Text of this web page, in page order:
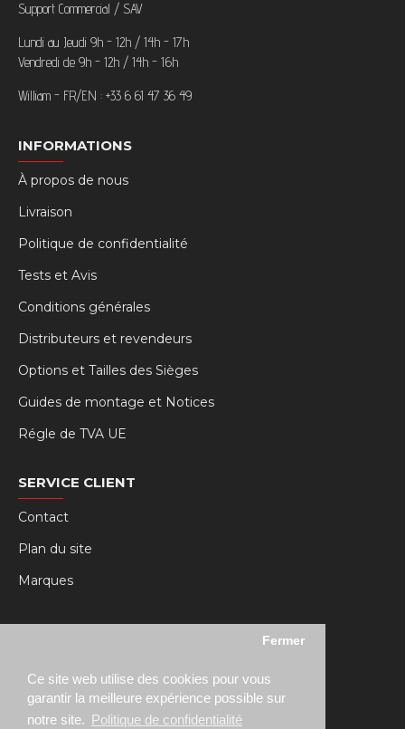
Ce site web utilise des cookies pour vous
garantir la meilleure expérience possible sur
notre site. Politique de confidentialité
Fermer
Support Commercial / SAV
Lundi au Jeudi 9h - 12h / 14h - 17h
Vendredi de 9h - 12h / 14h - 16h
William - FR/EN : +33 6 61 47 36 49
INFORMATIONS
À propos de nous
Livraison
Politique de confidentialité
Tests et Avis
Conditions générales
Distributeurs et revendeurs
Options et Tailles des Sièges
Guides de montage et Notices
Régle de TVA UE
SERVICE CLIENT
Contact
Plan du site
Marques
MY RSEAT
Historique des commandes